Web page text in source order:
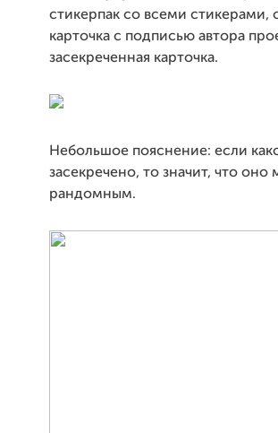
стикерпак со всеми стикерами,
карточка с подписью автора
засекреченная карточка.
Небольшое пояснение: если
засекречено, то значит, что
рандомным.